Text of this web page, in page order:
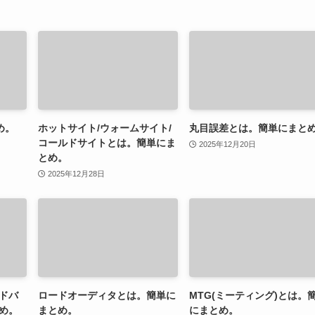
ホットサイト/ウォームサイト/
コールドサイトとは。簡単にま
とめ。
2025年12月28日
丸目誤差とは。簡単にまとめ
2025年12月20日
バ
。
ロードオーディタとは。簡単に
まとめ。
MTG(ミーティング)とは。
にまとめ。